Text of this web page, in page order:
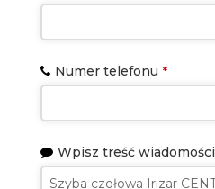
Numer telefonu *
Wpisz treść wiadomości